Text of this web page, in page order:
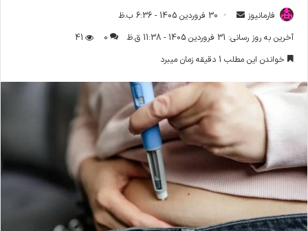
فارمانیوز
ا
ل
ی
ل
30 فروردین 1405 - 6:36 ب.ظ
آخرین به روز رسانی: 31 فروردین 1405 - 11:38 ق.ظ
0
41
خواندن این مطلب 1 دقیقه زمان میبرد